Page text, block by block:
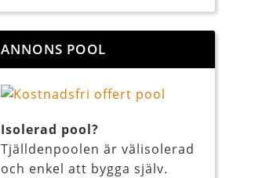
ANNONS POOL
Isolerad pool?
Tjälldenpoolen är välisolerad
och enkel att bygga själv.